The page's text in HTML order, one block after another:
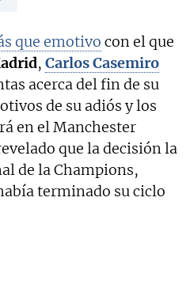
que emotivo con el que
, Carlos Casemiro
acerca del fin de su
de su adiós y los
en el Manchester
que la decisión la
de la Champions,
terminado su ciclo